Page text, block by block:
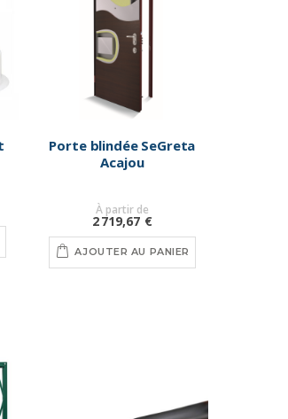
Porte blindée SeGreta
Acajou
À partir de
2 719,67 €
AJOUTER AU PANIER